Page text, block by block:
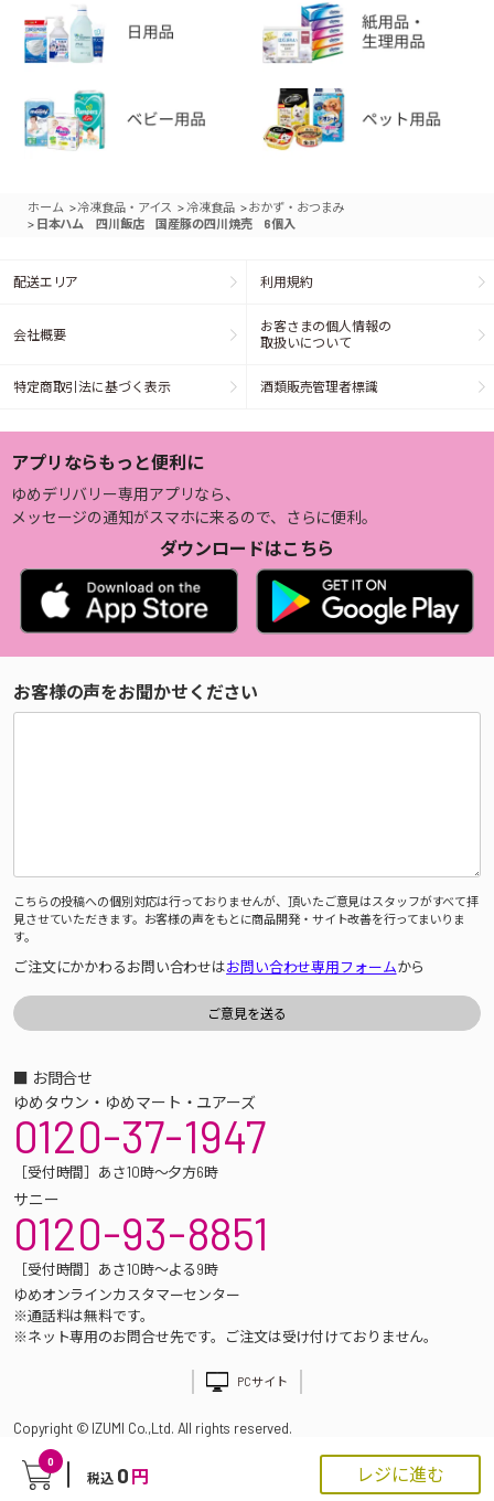
0
税込 0 円 レジに進む
ホーム >冷凍食品・アイス > 冷凍食品 >おかず・おつまみ
> 日本ハム 四川飯店 国産豚の四川焼売 6個入
配送エリア 利用規約
会社概要
お客さまの個人情報の
取扱いについて
特定商取引法に基づく表示 酒類販売管理者標識
アプリならもっと便利に
ゆめデリバリー専用アプリなら、
メッセージの通知がスマホに来るので、さらに便利。
ダウンロードはこちら
お客様の声をお聞かせください
こちらの投稿への個別対応は行っておりませんが、頂いたご意見はスタッフがすべて拝
見させていただきます。お客様の声をもとに商品開発・サイト改善を行ってまいりま
す。
ご注文にかかわるお問い合わせはお問い合わせ専用フォームから
■ お問合せ
ゆめタウン・ゆめマート・ユアーズ
0120-37-1947
［受付時間］あさ10時～夕方6時
サニー
0120-93-8851
［受付時間］あさ10時～よる9時
ゆめオンラインカスタマーセンター
※通話料は無料です。
※ネット専用のお問合せ先です。ご注文は受け付けておりません。
PCサイト
Copyright © IZUMI Co.,Ltd. All rights reserved.